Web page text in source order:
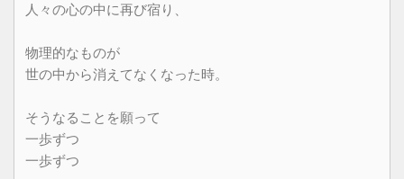
人々の心の中に再び宿り、
物理的なものが
世の中から消えてなくなった時。
そうなることを願って
一歩ずつ
一歩ずつ